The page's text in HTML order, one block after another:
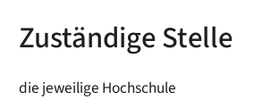
Zuständige Stelle
die jeweilige Hochschule